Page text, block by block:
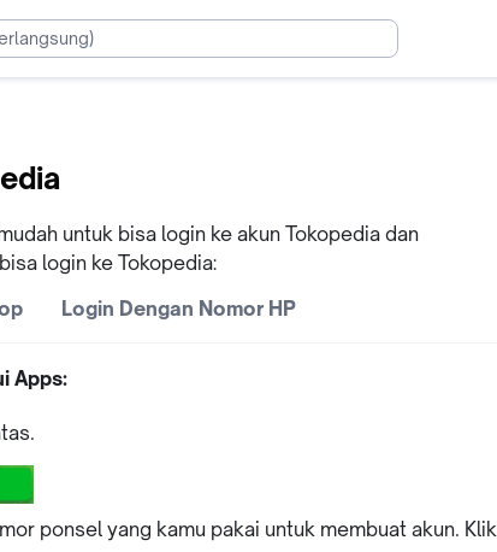
untuk bisa login ke akun Tokopedia dan
login ke Tokopedia:
Login Dengan Nomor HP
Apps:
ponsel yang kamu pakai untuk membuat akun. Klik